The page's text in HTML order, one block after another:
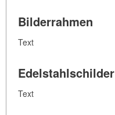
Bilderrahmen
Text
Edelstahlschilder
Text